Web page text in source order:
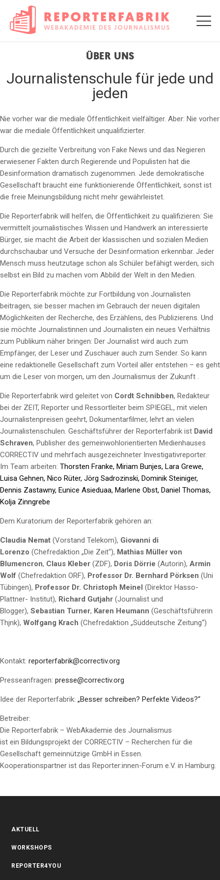
ÜBER UNS
Journalistenschule für jede und
jeden
Nie vorher war die mediale Öffentlichkeit vielfältiger. Aber: Nie vorher
war die mediale Öffentlichkeit unqualifizierter.
Durch die gezielte Verbreitung von Fake News und das Negieren
erwiesener Fakten durch Regierende und Populisten hat die
Desinformation dramatisch zugenommen. Jede demokratische
Gesellschaft braucht eine funktionierende Öffentlichkeit, sonst ist
die freie Meinungsbildung nicht mehr gewährleistet.
Die Reporterfabrik will helfen, die Öffentlichkeit zu qualifizieren: Sie
vermittelt journalistisches Wissen und Handwerk an interessierte
Bürger, sie macht die Arbeit der klassischen und sozialen Medien
durchschaubar und Versuche der Desinformation erkennbar. Jeder
Mensch muss heutzutage schon als Schüler befähigt werden, sich
selbst ein Bild zu machen vom Abbild der Welt in den Medien.
Die Reporterfabrik möchte zur Fortbildung von Journalisten
beitragen, sie besser machen im Gebrauch der neuen digitalen
Möglichkeiten der Recherche, des Erzählens, des Publizierens. Und
sie möchte Journalistinnen und Journalisten ein neues Verhältnis
zum Publikum näher bringen: Der Journalist wird auch zum
Empfänger, der Leser und Zuschauer auch zum Sender. So kann
eine redaktionelle Gesellschaft zum Vorteil aller entstehen – es geht
um die Leser von morgen, um den Journalismus der Zukunft .
Die Reporterfabrik wird geleitet von Cordt Schnibben, Redakteur
bei der ZEIT, Reporter und Ressortleiter beim SPIEGEL, mit vielen
Journalistenpreisen geehrt, Dokumentarfilmer, lehrt an vielen
Journalistenschulen. Geschäftsführer der Reporterfabrik ist David
Schraven, Publisher des gemeinwohlorientierten Medienhauses
CORRECTIV und mehrfach ausgezeichneter Investigativreporter.
Im Team arbeiten: Thorsten Franke, Miriam Bunjes, Lara Grewe,
Luisa Gehnen, Nico Rüter, Jörg Sadrozinski, Dominik Steiniger,
Dennis Zastawny, Eunice Asieduaa, Marlene Obst, Daniel Thomas,
Kolja Zinngrebe
Dem Kuratorium der Reporterfabrik gehören an:
Claudia Nemat (Vorstand Telekom), Giovanni di
Lorenzo (Chefredaktion „Die Zeit“), Mathias Müller von
Blumencron, Claus Kleber (ZDF), Doris Dörrie (Autorin), Armin
Wolf (Chefredaktion ORF), Professor Dr. Bernhard Pörksen (Uni
Tübingen), Professor Dr. Christoph Meinel (Direktor Hasso-
Plattner- Institut), Richard Gutjahr (Journalist und
Blogger), Sebastian Turner, Karen Heumann (Geschäftsführerin
Thjnk), Wolfgang Krach (Chefredaktion „Süddeutsche Zeitung“)
Kontakt: reporterfabrik@correctiv.org
Presseanfragen: presse@correctiv.org
Idee der Reporterfabrik: „Besser schreiben? Perfekte Videos?“
Betreiber:
Die Reporterfabrik – WebAkademie des Journalismus
ist ein Bildungsprojekt der CORRECTIV – Recherchen für die
Gesellschaft gemeinnützige GmbH in Essen.
Kooperationspartner ist das Reporter:innen-Forum e.V. in Hamburg.
AKTUELL
WORKSHOPS
REPORTER4YOU